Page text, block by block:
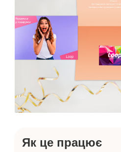
Як це працює